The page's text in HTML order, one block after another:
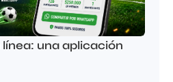
una aplicación